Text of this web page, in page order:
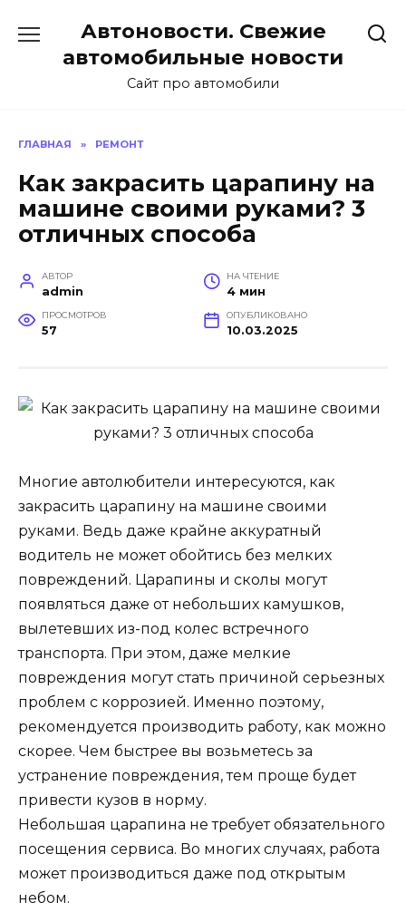
содержанию
Автоновости. Свежие
автомобильные новости
Сайт про автомобили
ГЛАВНАЯ » РЕМОНТ
Как закрасить царапину на
машине своими руками? 3
отличных способа
АВТОР
admin
НА ЧТЕНИЕ
4 мин
ПРОСМОТРОВ
57
ОПУБЛИКОВАНО
10.03.2025
Многие автолюбители интересуются, как
закрасить царапину на машине своими
руками. Ведь даже крайне аккуратный
водитель не может обойтись без мелких
повреждений. Царапины и сколы могут
появляться даже от небольших камушков,
вылетевших из-под колес встречного
транспорта. При этом, даже мелкие
повреждения могут стать причиной серьезных
проблем с коррозией. Именно поэтому,
рекомендуется производить работу, как можно
скорее. Чем быстрее вы возьметесь за
устранение повреждения, тем проще будет
привести кузов в норму.
Небольшая царапина не требует обязательного
посещения сервиса. Во многих случаях, работа
может производиться даже под открытым
небом.